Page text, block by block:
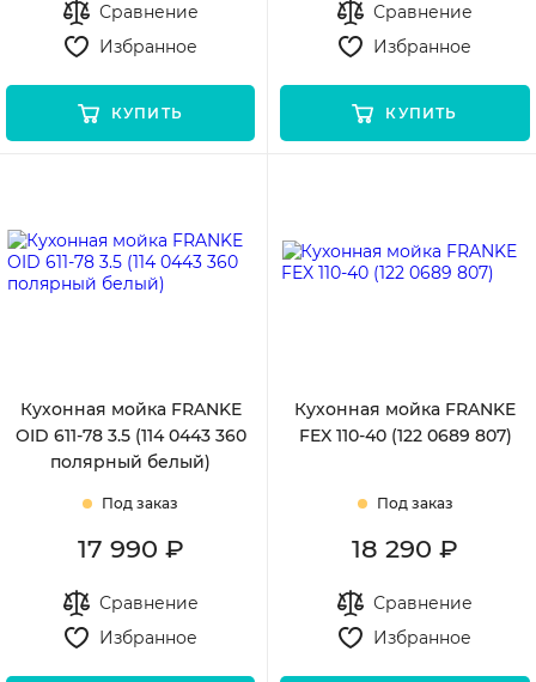
Сравнение
Избранное
КУПИТЬ
Сравнение
Избранное
КУПИТЬ
Кухонная мойка FRANKE
OID 611-78 3.5 (114 0443 360
полярный белый)
Под заказ
17 990 ₽
Сравнение
Избранное
Кухонная мойка FRANKE
FEX 110-40 (122 0689 807)
Под заказ
18 290 ₽
Сравнение
Избранное